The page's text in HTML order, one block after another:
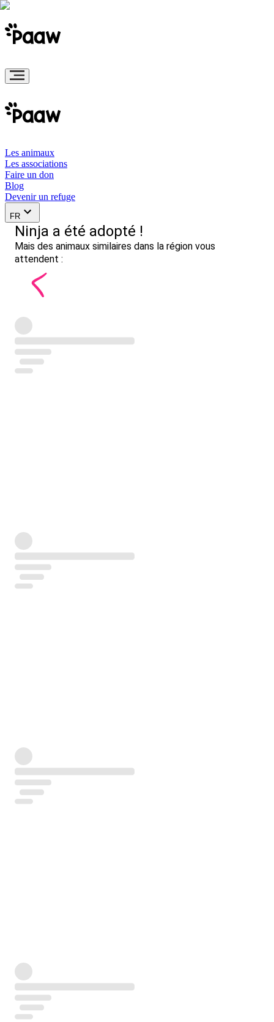
Les animaux
Les associations
Faire un don
Blog
Devenir un refuge
FR
Ninja a été adopté !
Mais des animaux similaires dans la région vous
attendent :